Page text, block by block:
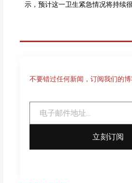
示，预计这一卫生紧急情况将持续很
不要错过任何新闻，订阅我们的博
立刻订阅